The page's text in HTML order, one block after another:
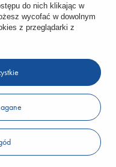
do nich klikając w
wycofać w dowolnym
z przeglądarki z